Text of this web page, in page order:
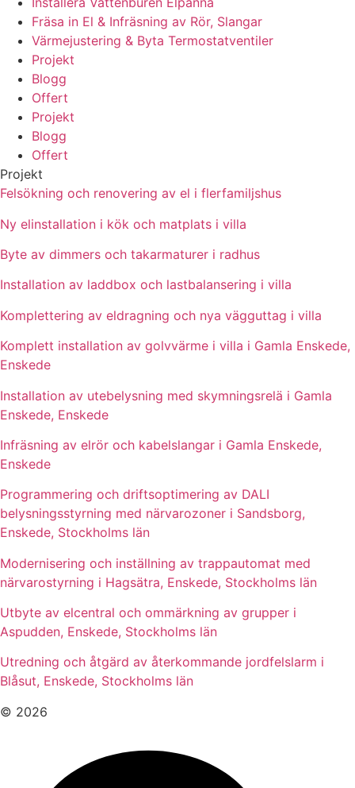
Fräsa in El & Infräsning av Rör, Slangar
Värmejustering & Byta Termostatventiler
Projekt
Blogg
Offert
Projekt
Blogg
Offert
Projekt
Felsökning och renovering av el i flerfamiljshus
Ny elinstallation i kök och matplats i villa
Byte av dimmers och takarmaturer i radhus
Installation av laddbox och lastbalansering i villa
Komplettering av eldragning och nya vägguttag i villa
Komplett installation av golvvärme i villa i Gamla Enskede,
Enskede
Installation av utebelysning med skymningsrelä i Gamla
Enskede, Enskede
Infräsning av elrör och kabelslangar i Gamla Enskede,
Enskede
Programmering och driftsoptimering av DALI
belysningsstyrning med närvarozoner i Sandsborg,
Enskede, Stockholms län
Modernisering och inställning av trappautomat med
närvarostyrning i Hagsätra, Enskede, Stockholms län
Utbyte av elcentral och ommärkning av grupper i
Aspudden, Enskede, Stockholms län
Utredning och åtgärd av återkommande jordfelslarm i
Blåsut, Enskede, Stockholms län
© 2026